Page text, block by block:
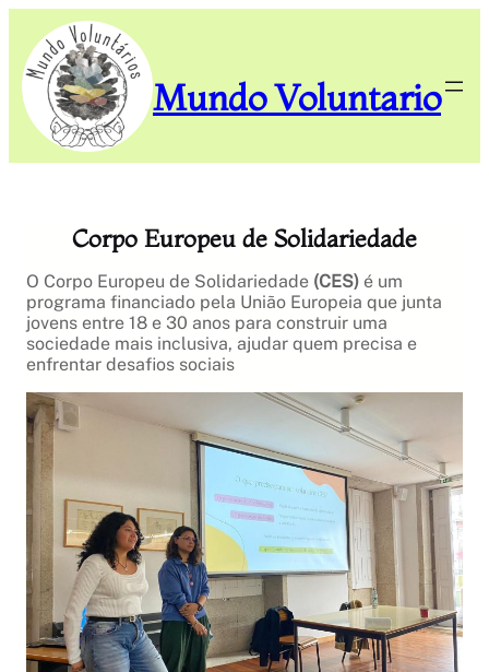
para
conteúdo
Mundo Voluntario
Corpo Europeu de Solidariedade
O Corpo Europeu de Solidariedade (CES) é um
programa financiado pela União Europeia que junta
jovens entre 18 e 30 anos para construir uma
sociedade mais inclusiva, ajudar quem precisa e
enfrentar desafios sociais